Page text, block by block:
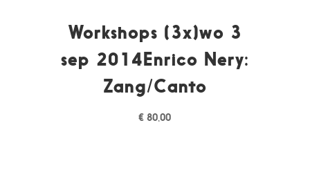
Workshops (3x)wo 3
sep 2014Enrico Nery:
Zang/Canto
€ 80,00